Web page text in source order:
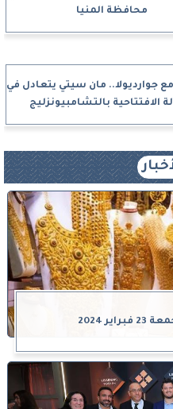
محافظة المنيا
جوارديولا.. مان سيتي يتعادل في
الافتتاحية بالتشامبيونزليج
2024